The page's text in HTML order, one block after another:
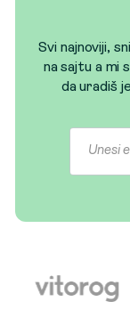
Svi najnoviji,
na sajtu a mi
da uradiš